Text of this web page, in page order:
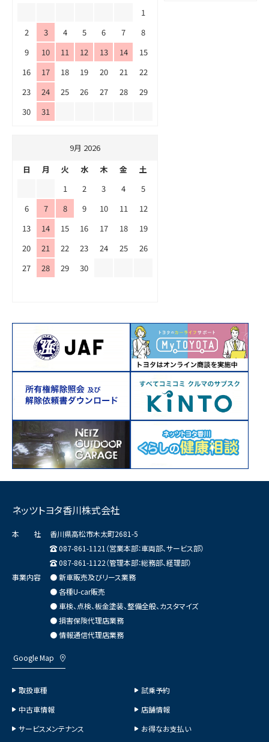
1
2
3 4 5 6 7
8
9
10 11 12 13 14
15
16
17 18 19 20 21
22
23
24 25 26 27 28
29
30
31
9月 2026
日
月 火 水 木 金
土
1
2 3 4
5
6
7 8 9 10 11
12
13
14 15 16 17 18
19
20
21 22 23 24 25
26
27
28 29 30
ネッツトヨタ香川株式会社
本 社
香川県高松市木太町2681-5
087-861-1121（営業本部：車両部、サービス部）
087-861-1122（管理本部：総務部、経理部）
事業内容
● 新車販売及びリース業務
● 各種U-car販売
● 車検、点検、板金塗装、整備全般、カスタマイズ
● 損害保険代理店業務
● 情報通信代理店業務
Google Map
取扱車種
試乗予約
中古車情報
店舗情報
サービスメンテナンス
お得なお支払い